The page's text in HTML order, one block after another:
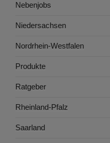
Nebenjobs
Niedersachsen
Nordrhein-Westfalen
Produkte
Ratgeber
Rheinland-Pfalz
Saarland